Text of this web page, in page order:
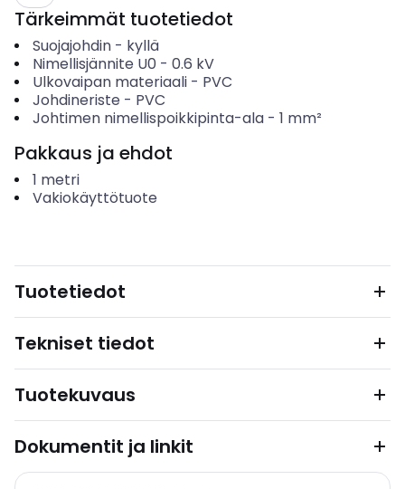
Tärkeimmät tuotetiedot
Suojajohdin- kyllä
Nimellisjännite U0 - 0.6 kV
Ulkovaipan materiaali- PVC
Johdineriste - PVC
Johtimen nimellispoikkipinta-ala- 1 mm²
Pakkaus ja ehdot
1 metri
Vakiokäyttötuote
Tuotetiedot
Tekniset tiedot
Tuotekuvaus
Dokumentit ja linkit